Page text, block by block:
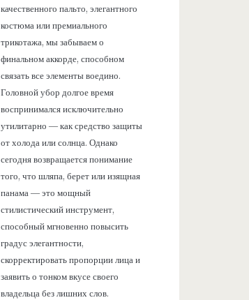
качественного пальто, элегантного
костюма или премиального
трикотажа, мы забываем о
финальном аккорде, способном
связать все элементы воедино.
Головной убор долгое время
воспринимался исключительно
утилитарно — как средство защиты
от холода или солнца. Однако
сегодня возвращается понимание
того, что шляпа, берет или изящная
панама — это мощный
стилистический инструмент,
способный мгновенно повысить
градус элегантности,
скорректировать пропорции лица и
заявить о тонком вкусе своего
владельца без лишних слов.